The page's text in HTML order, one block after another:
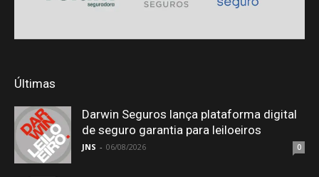
Últimas
Darwin Seguros lança plataforma digital
de seguro garantia para leiloeiros
JNS - 06/08/2026 0